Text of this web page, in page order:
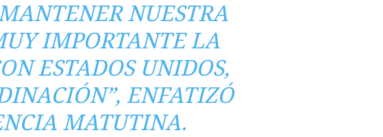
NUESTRA
IMPORTANTE LA
ESTADOS UNIDOS,
ENFATIZÓ
MATUTINA.